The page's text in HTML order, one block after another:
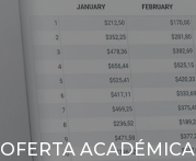
OFERTA ACADÉMICA